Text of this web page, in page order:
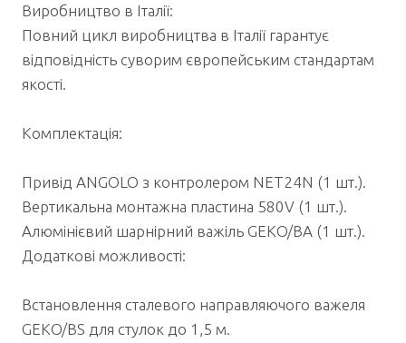
Виробництво в Італії:
Повний цикл виробництва в Італії гарантує
відповідність суворим європейським стандартам
якості.
Комплектація:
Привід ANGOLO з контролером NET24N (1 шт.).
Вертикальна монтажна пластина 580V (1 шт.).
Алюмінієвий шарнірний важіль GEKO/BA (1 шт.).
Додаткові можливості:
Встановлення сталевого направляючого важеля
GEKO/BS для стулок до 1,5 м.